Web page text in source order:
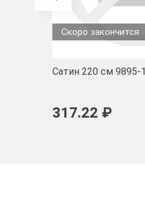
Скоро закончится
Сатин 220 см 9895-1
317.22 ₽